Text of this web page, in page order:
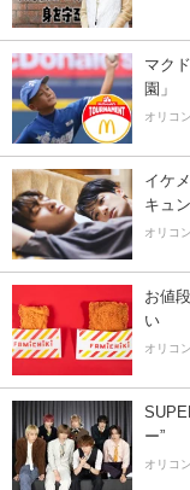
マク
園」
オリコ
イケ
キュン
オリコ
お値
い
オリコ
ー”
オリコ